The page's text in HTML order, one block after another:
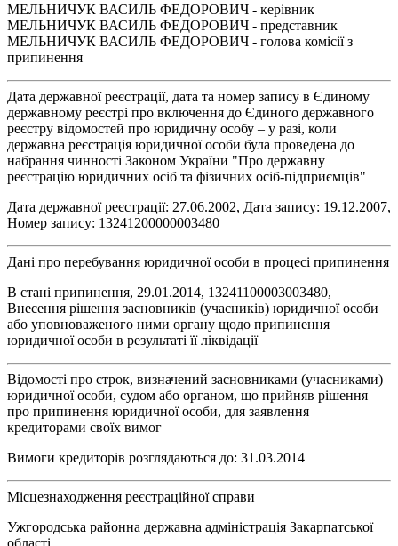
МЕЛЬНИЧУК ВАСИЛЬ ФЕДОРОВИЧ - керівник
МЕЛЬНИЧУК ВАСИЛЬ ФЕДОРОВИЧ - представник
МЕЛЬНИЧУК ВАСИЛЬ ФЕДОРОВИЧ - голова комісії з
припинення
Дата державної реєстрації, дата та номер запису в Єдиному
державному реєстрі про включення до Єдиного державного
реєстру відомостей про юридичну особу – у разі, коли
державна реєстрація юридичної особи була проведена до
набрання чинності Законом України "Про державну
реєстрацію юридичних осіб та фізичних осіб-підприємців"
Дата державної реєстрації: 27.06.2002, Дата запису: 19.12.2007,
Номер запису: 13241200000003480
Дані про перебування юридичної особи в процесі припинення
В стані припинення, 29.01.2014, 13241100003003480,
Внесення рішення засновників (учасників) юридичної особи
або уповноваженого ними органу щодо припинення
юридичної особи в результаті її ліквідації
Відомості про строк, визначений засновниками (учасниками)
юридичної особи, судом або органом, що прийняв рішення
про припинення юридичної особи, для заявлення
кредиторами своїх вимог
Вимоги кредиторів розглядаються до: 31.03.2014
Місцезнаходження реєстраційної справи
Ужгородська районна державна адміністрація Закарпатської
області